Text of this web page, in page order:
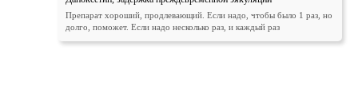
Препарат хороший, продлевающий. Если надо, чтобы было 1 раз, но
долго, поможет. Если надо несколько раз, и каждый раз